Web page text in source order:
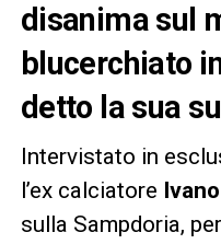
disanima sul
blucerchiato
detto la sua
Intervistato in
l’ex calciatore
sulla Sampdoria,